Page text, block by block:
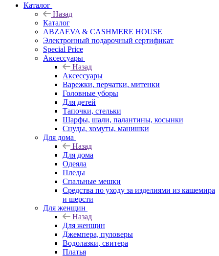
Каталог
Назад
Каталог
ABZAEVA & CASHMERE HOUSE
Электронный подарочный сертификат
Special Price
Аксессуары
Назад
Аксессуары
Варежки, перчатки, митенки
Головные уборы
Для детей
Тапочки, стельки
Шарфы, шали, палантины, косынки
Снуды, хомуты, манишки
Для дома
Назад
Для дома
Одеяла
Пледы
Спальные мешки
Средства по уходу за изделиями из кашемира
и шерсти
Для женщин
Назад
Для женщин
Джемпера, пуловеры
Водолазки, свитера
Платья